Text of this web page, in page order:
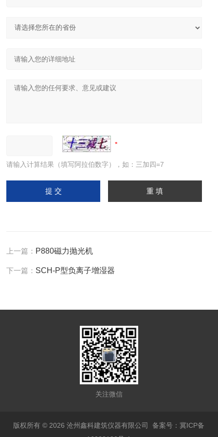
请输入计算结果（填写阿拉伯数字），如：三加四=7
上一篇： P880磁力抛光机
下一篇： SCH-P型负离子增湿器
关注微信
版权所有 © 2026 沧州鑫科建筑仪器有限公司备案号：冀ICP备